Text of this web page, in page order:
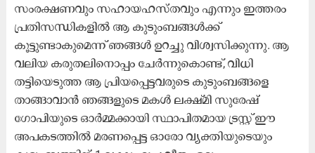
സംരക്ഷണവും സഹായഹസ്തവും എന്നും ഇത്തരം
പ്രതിസന്ധികളിൽ ആ കുടുംബങ്ങൾക്ക്
കൂട്ടുണ്ടാകുമെന്ന് ഞങ്ങൾ ഉറച്ചു വിശ്വസിക്കുന്നു. ആ
വലിയ കരുതലിനൊപ്പം ചേർന്നുകൊണ്ട്, വിധി
തട്ടിയെടുത്ത ആ പ്രിയപ്പെട്ടവരുടെ കുടുംബങ്ങളെ
താങ്ങാവാൻ ഞങ്ങളുടെ മകൾ ലക്ഷ്മി സുരേഷ്
ഗോപിയുടെ ഓർമ്മക്കായി സ്ഥാപിതമായ ട്രസ്റ്റ് ഈ
അപകടത്തിൽ മരണപ്പെട്ട ഓരോ വ്യക്തിയുടെയും